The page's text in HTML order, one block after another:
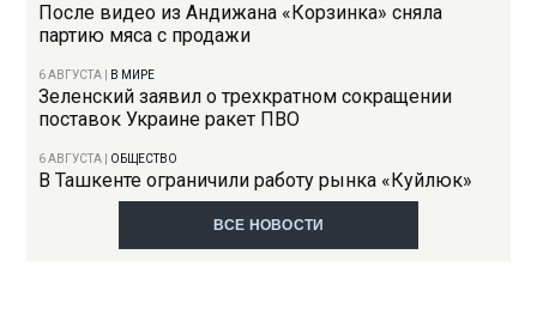
После видео из Андижана «Корзинка» сняла
партию мяса с продажи
6 АВГУСТА В МИРЕ
Зеленский заявил о трехкратном сокращении
поставок Украине ракет ПВО
6 АВГУСТА ОБЩЕСТВО
В Ташкенте ограничили работу рынка «Куйлюк»
ВСЕ НОВОСТИ